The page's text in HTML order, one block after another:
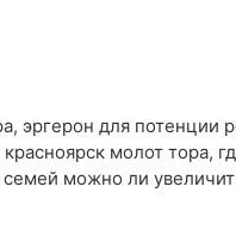
эргерон для
молот тора,
можно ли